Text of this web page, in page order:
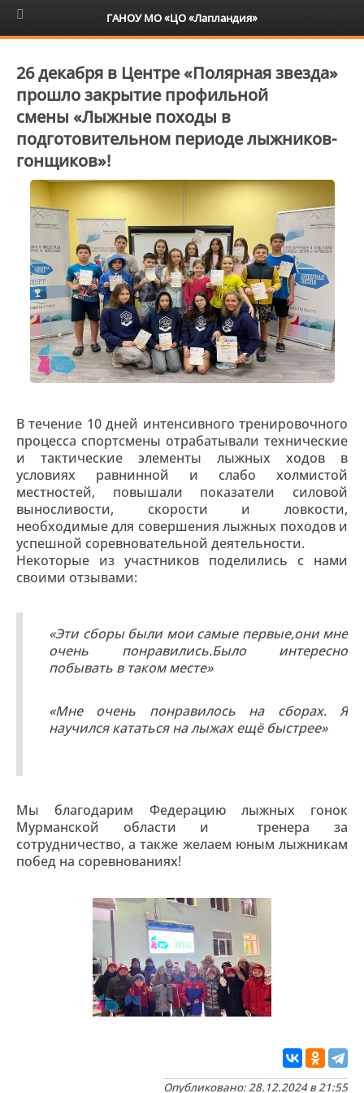
6+
26 декабря в Центре «Полярная звезда»
прошло закрытие профильной
смены «Лыжные походы в
подготовительном периоде лыжников-
гонщиков»!
В течение 10 дней интенсивного тренировочного
процесса спортсмены отрабатывали технические
и тактические элементы лыжных ходов в
условиях равнинной и слабо холмистой
местностей, повышали показатели силовой
выносливости, скорости и ловкости,
необходимые для совершения лыжных походов и
успешной соревновательной деятельности.
Некоторые из участников поделились с нами
своими отзывами:
«Эти сборы были мои самые первые,они мне
очень понравились.Было интересно
побывать в таком месте»
«Мне очень понравилось на сборах. Я
научился кататься на лыжах ещё быстрее»
Мы благодарим Федерацию лыжных гонок
Мурманской области и тренера за
сотрудничество, а также желаем юным лыжникам
побед на соревнованиях!
Опубликовано: 28.12.2024 в 21:55
ГАНОУ МО «ЦО «Лапландия»